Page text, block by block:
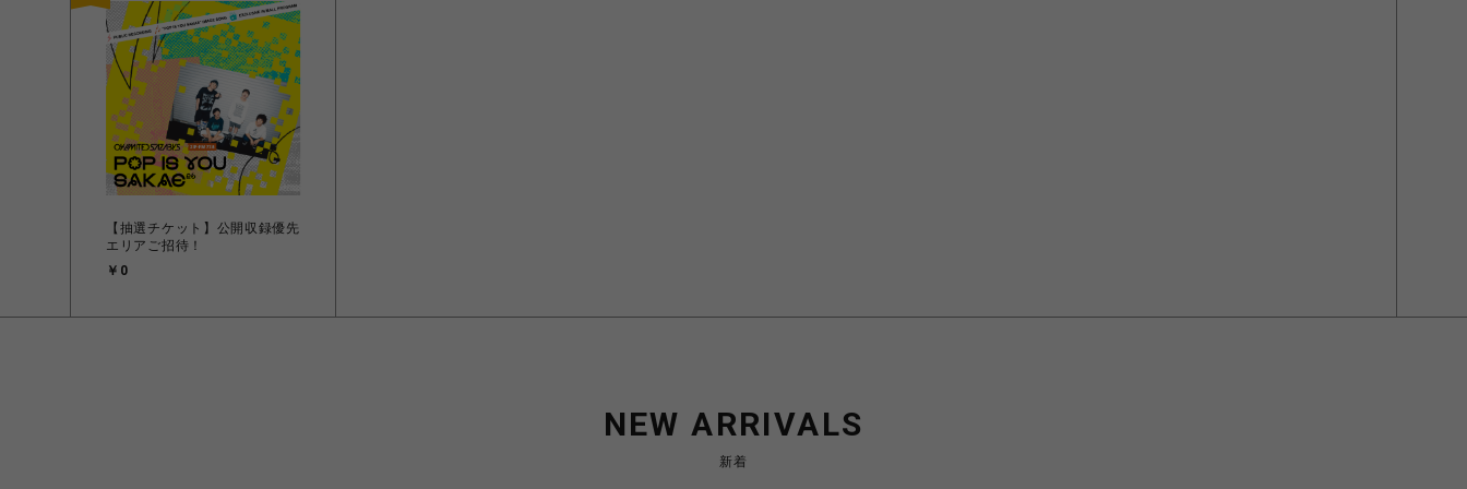
【抽選チケット】公開収録優先
エリアご招待！
￥0
NEW ARRIVALS
新着